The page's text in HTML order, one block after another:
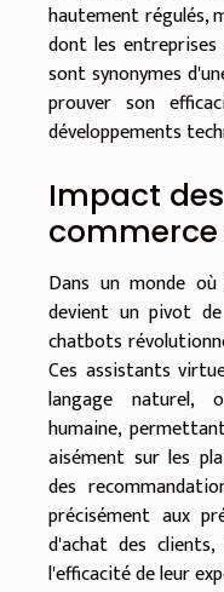
hautement régulés,
dont les
sont synonymes
prouver son
développements
Impact
Dans un monde où
devient un pivot
chatbots
Ces assistants
langage naturel,
humaine,
aisément sur les
des
précisément aux
d'achat des
l'efficacité de leur